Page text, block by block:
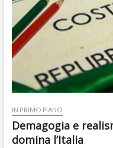
IN PRIMO PIANO
Demagogia e
domina l’Italia